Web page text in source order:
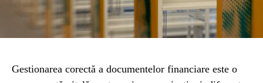
Gestionarea corectă a documentelor financiare este o